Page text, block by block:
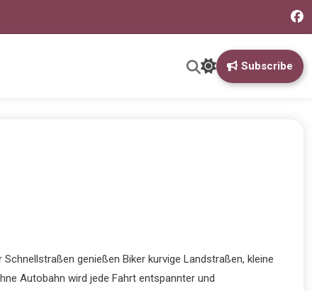
Subscribe
genießen Biker kurvige Landstraßen, kleine
Autobahn wird jede Fahrt entspannter und